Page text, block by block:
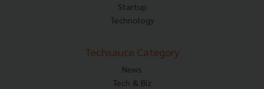
Startup
Technology
Techsauce Category
News
Tech & Biz